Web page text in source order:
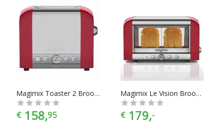
Magimix Toaster 2 Broodrooster
€ 158,95
Magimix Le Vision Broodrooster
€ 179,-